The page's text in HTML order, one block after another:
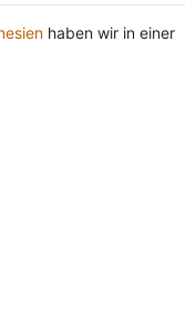
haben wir in einer